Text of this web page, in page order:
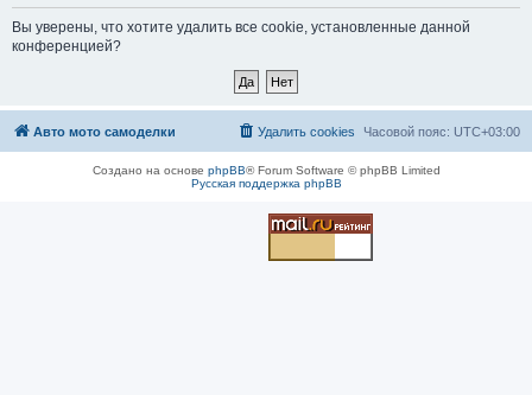
Вы уверены, что хотите удалить все cookie, установленные данной
конференцией?
Авто мото самоделки Часовой пояс: UTC+03:00
Удалить cookies
Создано на основе phpBB® Forum Software © phpBB Limited
Русская поддержка phpBB